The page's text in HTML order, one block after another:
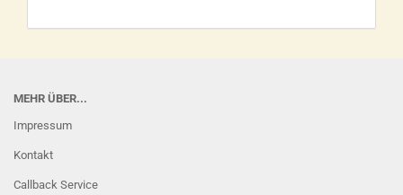
MEHR ÜBER...
Impressum
Kontakt
Callback Service